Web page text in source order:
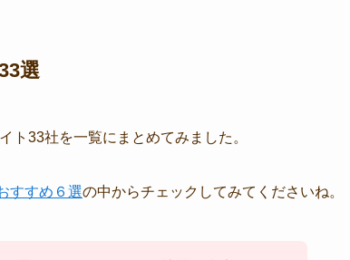
選
ト33社を一覧にまとめてみました。
すすめ６選の中からチェックしてみてくださいね。